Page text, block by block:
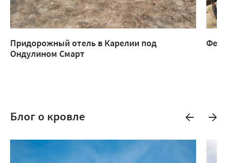
Придорожный отель в Карелии под
Ондулином Смарт
Блог о кровле